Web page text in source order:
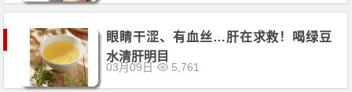
眼睛干涩、有血丝…肝在求救！喝绿豆
水清肝明目
03月09日 5,761